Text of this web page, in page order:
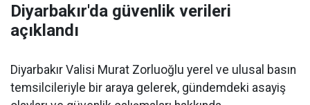
Diyarbakır'da güvenlik verileri
açıklandı
Diyarbakır Valisi Murat Zorluoğlu yerel ve ulusal basın
temsilcileriyle bir araya gelerek, gündemdeki asayiş